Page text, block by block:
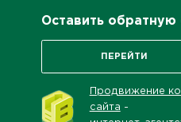
Оставить обратную
ПЕРЕЙТИ
Продвижение
сайта -